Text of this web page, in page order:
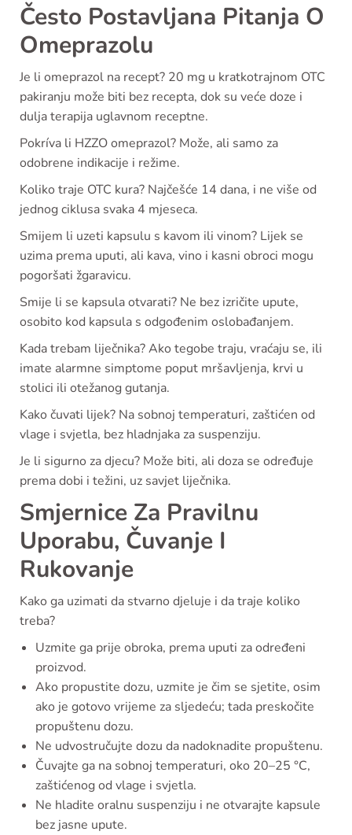
Često Postavljana Pitanja O
Omeprazolu
Je li omeprazol na recept? 20 mg u kratkotrajnom OTC
pakiranju može biti bez recepta, dok su veće doze i
dulja terapija uglavnom receptne.
Pokríva li HZZO omeprazol? Može, ali samo za
odobrene indikacije i režime.
Koliko traje OTC kura? Najčešće 14 dana, i ne više od
jednog ciklusa svaka 4 mjeseca.
Smijem li uzeti kapsulu s kavom ili vinom? Lijek se
uzima prema uputi, ali kava, vino i kasni obroci mogu
pogoršati žgaravicu.
Smije li se kapsula otvarati? Ne bez izričite upute,
osobito kod kapsula s odgođenim oslobađanjem.
Kada trebam liječnika? Ako tegobe traju, vraćaju se, ili
imate alarmne simptome poput mršavljenja, krvi u
stolici ili otežanog gutanja.
Kako čuvati lijek? Na sobnoj temperaturi, zaštićen od
vlage i svjetla, bez hladnjaka za suspenziju.
Je li sigurno za djecu? Može biti, ali doza se određuje
prema dobi i težini, uz savjet liječnika.
Smjernice Za Pravilnu
Uporabu, Čuvanje I
Rukovanje
Kako ga uzimati da stvarno djeluje i da traje koliko
treba?
Uzmite ga prije obroka, prema uputi za određeni
proizvod.
Ako propustite dozu, uzmite je čim se sjetite, osim
ako je gotovo vrijeme za sljedeću; tada preskočite
propuštenu dozu.
Ne udvostručujte dozu da nadoknadite propuštenu.
Čuvajte ga na sobnoj temperaturi, oko 20–25 °C,
zaštićenog od vlage i svjetla.
Ne hladite oralnu suspenziju i ne otvarajte kapsule
bez jasne upute.